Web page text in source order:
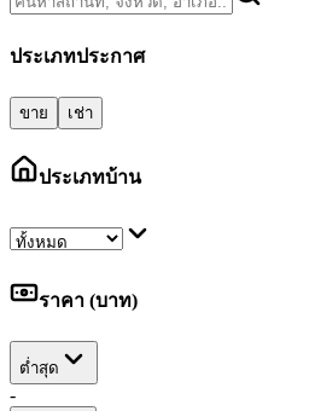
ประเภทประกาศ
ขาย เช่า
ประเภทบ้าน
ราคา (บาท)
ต่ำสุด
-